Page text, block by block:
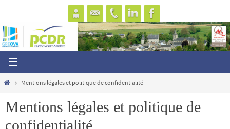
le
contenu
HomeMentions légales et politique de confidentialité
Mentions légales et politique de
confidentialité